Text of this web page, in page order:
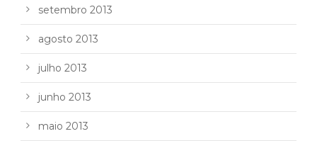
setembro 2013
agosto 2013
julho 2013
junho 2013
maio 2013